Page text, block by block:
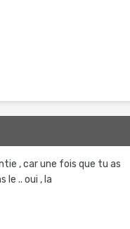
, car une fois que tu as
le .. oui , la